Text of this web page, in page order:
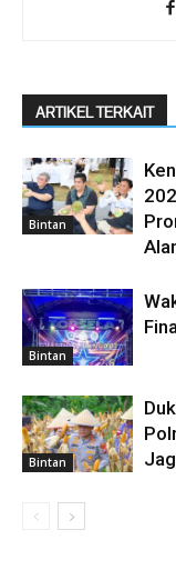
ARTIKEL TERKAIT
Bintan
Bintan
Bintan